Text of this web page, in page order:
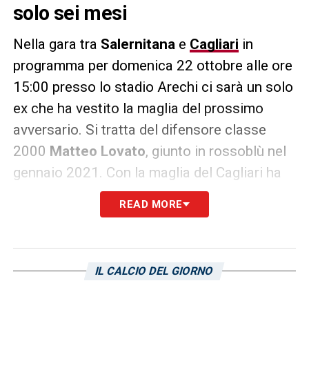
solo sei mesi
Nella gara tra Salernitanae Cagliari in
programma per domenica 22 ottobre alle ore
15:00 presso lo stadio Arechi ci sarà un solo
ex che ha vestito la maglia del prossimo
avversario. Si tratta del difensore classe
2000 Matteo Lovato, giunto in rossoblù nel
gennaio 2021. Con la maglia del Cagliari ha
collezionato 16 presenze in sei mesi per poi
Atalantache in estate lo
LA PLAYLIST DELLE NOSTRE TOP NEWS
READ MORE
IL CALCIO DEL GIORNO